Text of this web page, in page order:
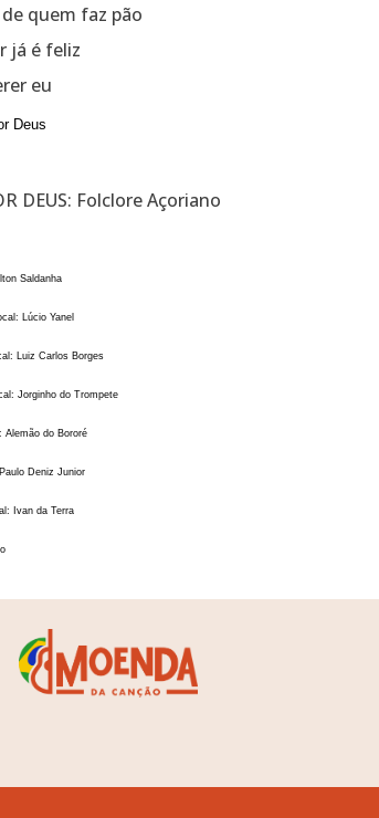
quem faz pão
já é feliz
eu
Deus
DEUS: Folclore Açoriano
Saldanha
Lúcio Yanel
Luiz Carlos Borges
Jorginho do Trompete
Alemão do Bororé
Deniz Junior
Ivan da Terra